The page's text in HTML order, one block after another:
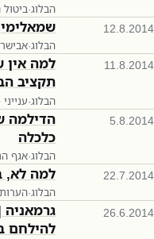
הבלוג·
12.8.2014
הבלוג·
11.8.2014
למה אין
תקציב
הבלוג·
5.8.2014
הדילמה
כלכלה
הבלוג·אגף
22.7.2014 למה לא,
הבלוג·
26.6.2014
להילחם